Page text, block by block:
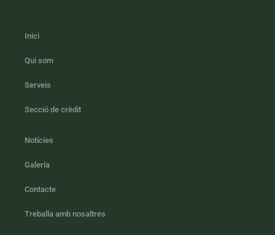
Inici
Qui som
Serveis
Secció de crèdit
Notícies
Galeria
Contacte
Treballa amb nosaltres